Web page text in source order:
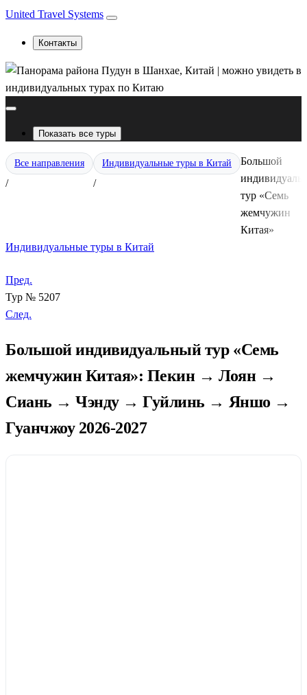
United Travel Systems
Контакты
Показать все туры
Все направления
/
Индивидуальные туры в Китай
/
Большой
тур «Семь
жемчужин
Китая»
Индивидуальные туры в Китай
Пред.
Тур № 5207
След.
Большой индивидуальный тур «Семь
жемчужин Китая»: Пекин → Лоян →
Сиань → Чэнду → Гуйлинь → Яншо →
Гуанчжоу 2026-2027